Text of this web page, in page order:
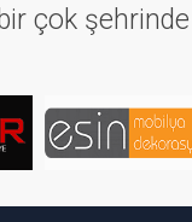
çok